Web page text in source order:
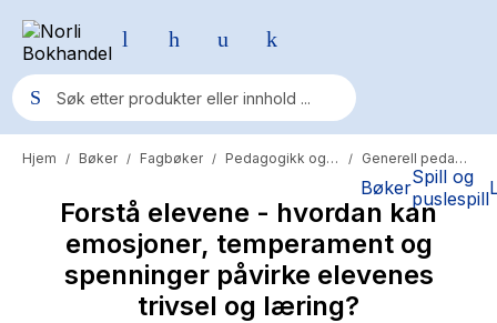
BøkerSpill og
puslespill
Populære søk
Pokemon
One piece
Fury Bound - Sable Sorensen
Hjem / Bøker / Fagbøker / Pedagogikk og psykologi / Generell pedagogikk
Forstå elevene - hvordan kan
emosjoner, temperament og
spenninger påvirke elevenes
trivsel og læring?